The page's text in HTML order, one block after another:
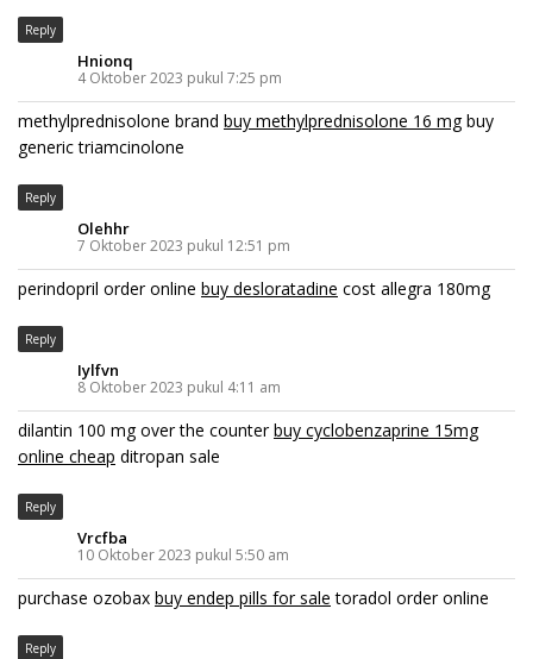
Reply
Hnionq
4 Oktober 2023 pukul 7:25 pm
methylprednisolone brand buy methylprednisolone 16 mgbuy
generic triamcinolone
Reply
Olehhr
7 Oktober 2023 pukul 12:51 pm
perindopril order online buy desloratadine cost allegra 180mg
Reply
Iylfvn
8 Oktober 2023 pukul 4:11 am
dilantin 100 mg over the counterbuy cyclobenzaprine 15mg
online cheap ditropan sale
Reply
Vrcfba
10 Oktober 2023 pukul 5:50 am
purchase ozobax buy endep pills for sale toradol order online
Reply